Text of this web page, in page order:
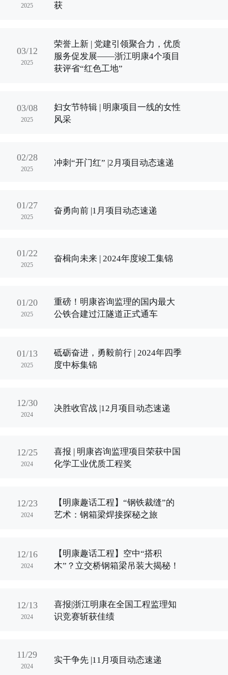
2025
获
03/12
2025
荣誉上新 | 党建引领聚合力，优质
服务促发展——浙江明康4个项目
获评省“红色工地”
03/08
2025
妇女节特辑 | 明康项目一线的女性
风采
02/28
2025
冲刺“开门红” |2月项目动态速递
01/27
2025
奋勇向前 |1月项目动态速递
01/22
2025
奋楫向未来 | 2024年度竣工集锦
01/20
2025
重磅！明康咨询监理的国内最大
公铁合建过江隧道正式通车
01/13
2025
砥砺奋进，勇毅前行 | 2024年四季
度中标集锦
12/30
2024
决胜收官战 |12月项目动态速递
12/25
2024
喜报 | 明康咨询监理项目荣获中国
化学工业优质工程奖
12/23
2024
【明康趣话工程】“钢铁裁缝”的
艺术：钢箱梁焊接探秘之旅
12/16
2024
【明康趣话工程】空中“搭积
木”？立交桥钢箱梁吊装大揭秘！
12/13
2024
喜报|浙江明康在全国工程监理知
识竞赛斩获佳绩
11/29
2024
实干争先 |11月项目动态速递